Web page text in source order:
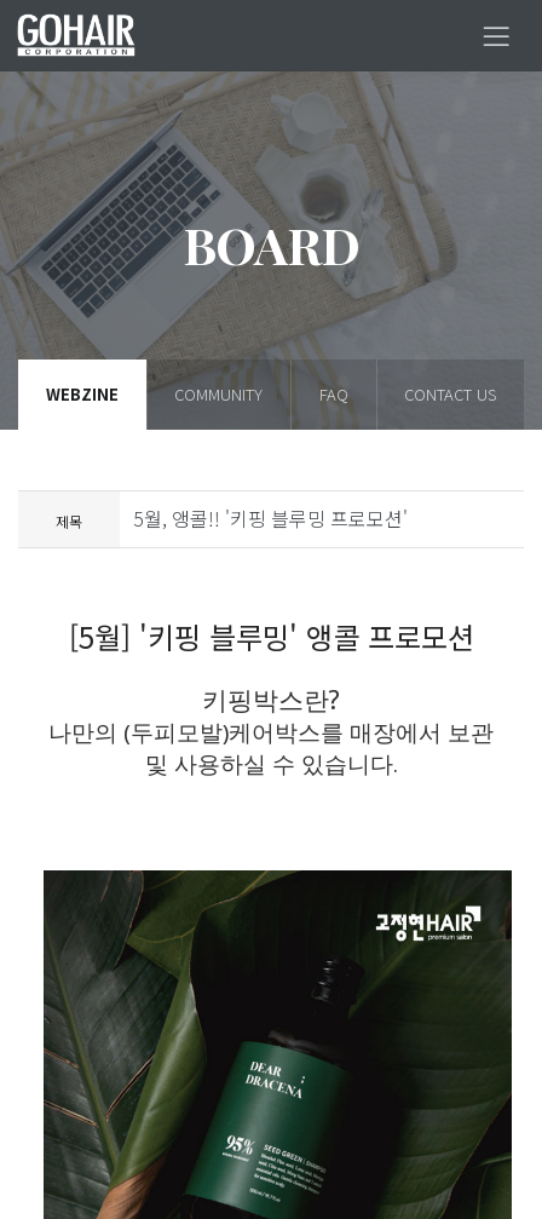
BOARD
WEBZINE COMMUNITY FAQ CONTACT US
제목 5월, 앵콜!! '키핑 블루밍 프로모션'
[5월] '키핑 블루밍' 앵콜 프로모션
키핑박스란?
나만의 (두피모발)케어박스를 매장에서 보관
및 사용하실 수 있습니다.